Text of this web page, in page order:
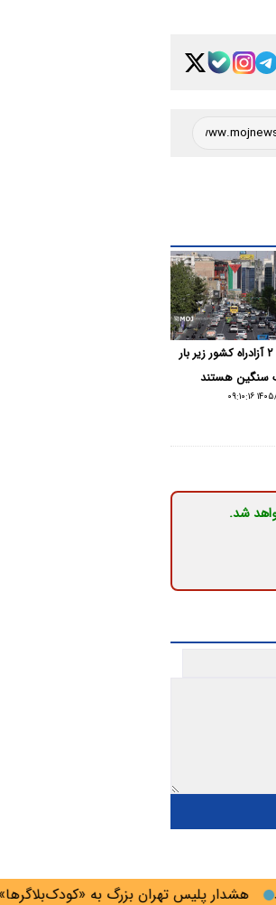
هشدار پلیس تهران بزرگ به «کودک‌بلاگرها»
هراز و ۲ آزادراه کشور زیر بار
سنگین هستند
۰۹:۱۰:۱۶
شد.